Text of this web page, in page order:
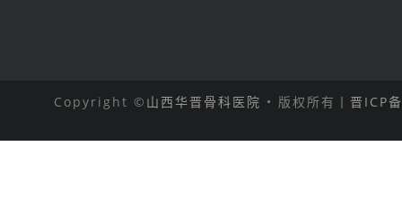
Copyright © 山西华晋骨科医院 • 版权所有丨 晋ICP